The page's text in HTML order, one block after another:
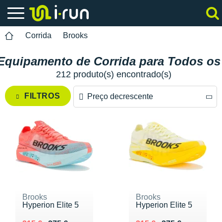
Corrida Brooks
de Corrida para Todos
212 produto(s) encontrado(s)
FILTROS Preço decrescente
Preço crescente
Brooks
Hyperion Elite 5
Brooks
Hyperion Elite 5